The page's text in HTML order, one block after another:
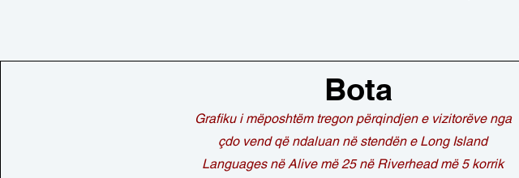
Bota
Grafiku i mëposhtëm tregon përqindjen e vizitorëve nga
çdo vend që ndaluan në stendën e Long Island
Languages në Alive më 25 në Riverhead më 5 korrik